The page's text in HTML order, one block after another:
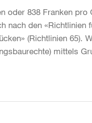
oder 838 Franken
nach den «Richtlinien
(Richtlinien 65).
mittels